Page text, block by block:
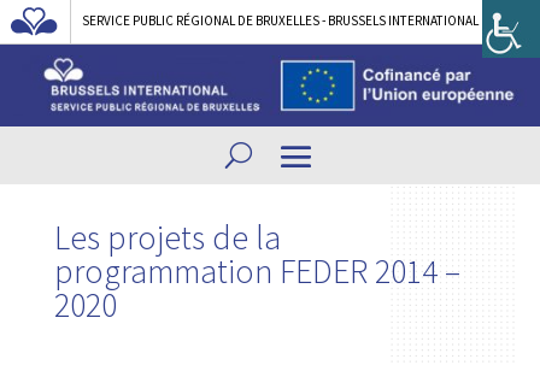
SERVICE PUBLIC RÉGIONAL DE BRUXELLES - BRUSSELS INTERNATIONAL
Les projets de la
programmation FEDER 2014 –
2020